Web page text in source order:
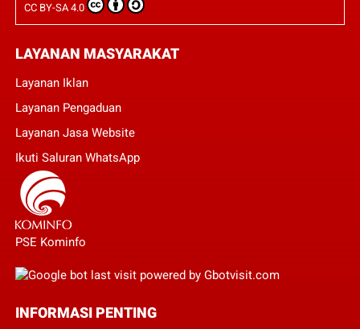
CC BY-SA 4.0
LAYANAN MASYARAKAT
Layanan Iklan
Layanan Pengaduan
Layanan Jasa Website
Ikuti Saluran WhatsApp
PSE Kominfo
INFORMASI PENTING